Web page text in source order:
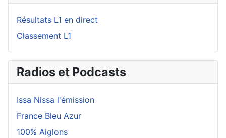
Résultats L1 en direct
Classement L1
Radios et Podcasts
Issa Nissa l'émission
France Bleu Azur
100% Aiglons